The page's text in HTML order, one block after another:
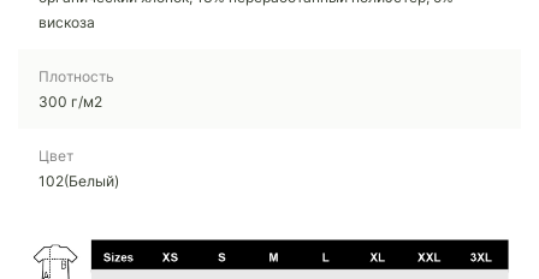
вискоза
Плотность
300 г/м2
Цвет
102(Белый)